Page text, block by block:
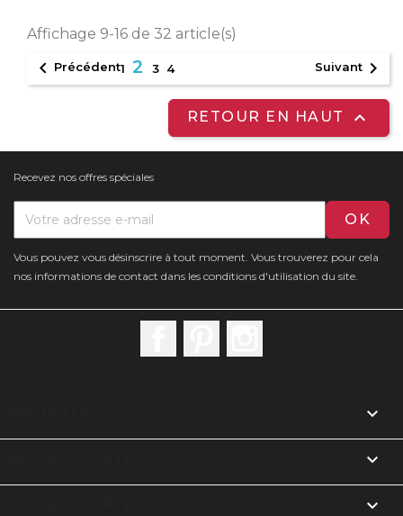
Affichage 9-16 de 32 article(s)
 Précédent1 2 3 4 Suivant 
RETOUR EN HAUT 
Recevez nos offres spéciales
Vous pouvez vous désinscrire à tout moment. Vous trouverez pour cela
nos informations de contact dans les conditions d'utilisation du site.


